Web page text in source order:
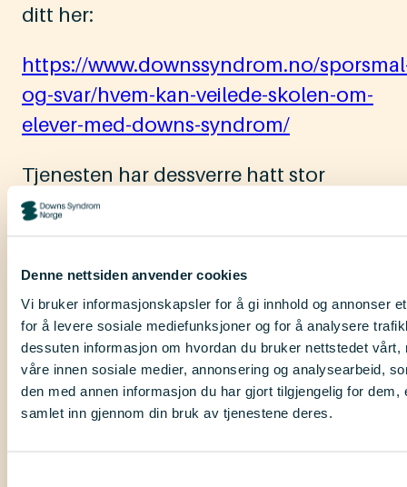
Denne nettsiden anvender cookies
Vi bruker informasjonskapsler for å gi innhold og annonser
for å levere sosiale mediefunksjoner og for å analysere
dessuten informasjon om hvordan du bruker nettstedet vårt,
våre innen sosiale medier, annonsering og analysearbeid,
den med annen informasjon du har gjort tilgjengelig for dem,
samlet inn gjennom din bruk av tjenestene deres.
ditt her:
https://www.downssyndrom.no/
og-svar/hvem-kan-veilede-skolen-om-
elever-med-downs-syndrom/
Tjenesten har dessverre hatt stor
pågang, og jeg beklager derfor at det
på dette spørsmålet. Håper det er til
hjelp.
Beste hilsen,
Arvin Bolouri
Fagrådgiver i DSN